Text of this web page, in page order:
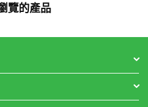
覽的產品